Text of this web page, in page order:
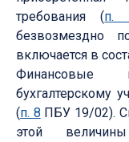
требования (п.
безвозмездно
включается в
Финансовые
бухгалтерскому
(п. 8 ПБУ 19/02).
этой